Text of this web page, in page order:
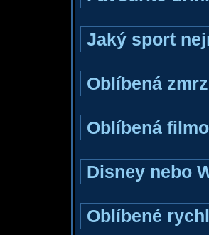
Jaký sport
Oblíbená
Oblíbená
Disney nebo
Oblíbené